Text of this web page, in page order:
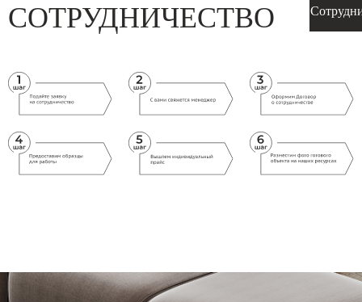
СОТРУДНИЧЕСТВО